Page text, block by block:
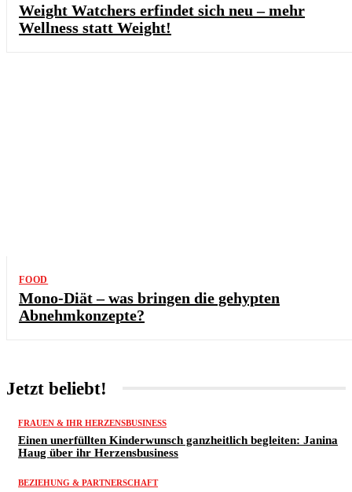
Weight Watchers erfindet sich neu – mehr
Wellness statt Weight!
FOOD
Mono-Diät – was bringen die gehypten
Abnehmkonzepte?
Jetzt beliebt!
FRAUEN & IHR HERZENSBUSINESS
Einen unerfüllten Kinderwunsch ganzheitlich begleiten: Janina
Haug über ihr Herzensbusiness
BEZIEHUNG & PARTNERSCHAFT